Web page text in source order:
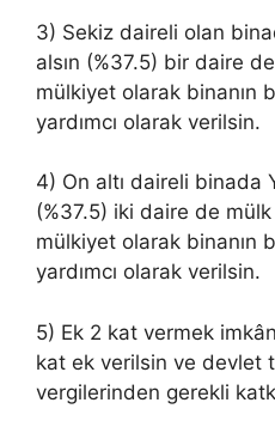
3) Sekiz daireli olan
alsın (%37.5) bir daire
mülkiyet olarak binanın
yardımcı olarak verilsin.
4) On altı daireli binada
(%37.5) iki daire de
mülkiyet olarak binanın
yardımcı olarak verilsin.
5) Ek 2 kat vermek
kat ek verilsin ve devlet
vergilerinden gerekli